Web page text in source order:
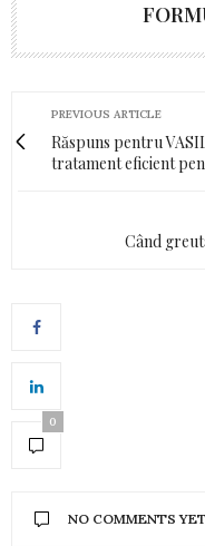
PREVIOUS ARTICLE
Răspuns pentru
tratament eficient
Când
0
NO COMMENTS